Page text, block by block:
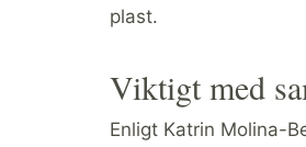
plast.
Viktigt med
Enligt Katrin Molina-